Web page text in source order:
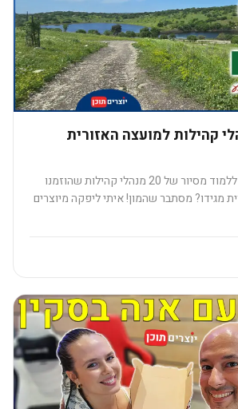
קהילות למועצה האזורית
מה יוצרי תוכן יכולים ללמוד מסיור של 20 מנהלי קהילות שהוזמנו
מגידו? מסתבר שהמון! איתי ליפקה מיוצרים